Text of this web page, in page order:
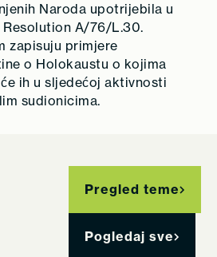
Naroda upotrijebila u
A/76/L.30.
zapisuju primjere
o Holokaustu o kojima
ih u sljedećoj aktivnosti
sudionicima.
Pregled teme
Pogledaj sve